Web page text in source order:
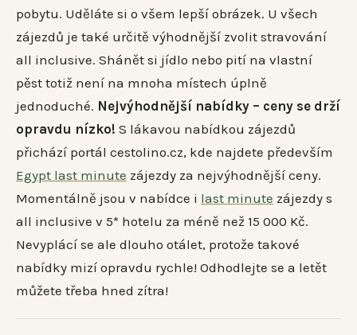
pobytu. Uděláte si o všem lepší obrázek. U všech
zájezdů je také určitě výhodnější zvolit stravování
all inclusive. Shánět si jídlo nebo pití na vlastní
pěst totiž není na mnoha místech úplně
jednoduché. Nejvýhodnější nabídky – ceny se drží
opravdu nízko! S lákavou nabídkou zájezdů
přichází portál cestolino.cz, kde najdete především
Egypt last minute zájezdy za nejvýhodnější ceny.
Momentálně jsou v nabídce i last minute zájezdy s
all inclusive v 5* hotelu za méně než 15 000 Kč.
Nevyplácí se ale dlouho otálet, protože takové
nabídky mizí opravdu rychle! Odhodlejte se a letět
můžete třeba hned zítra!